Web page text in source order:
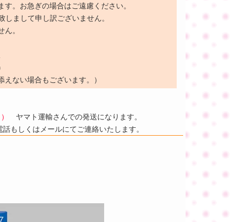
。お急ぎの場合はご遠慮ください。
まして申し訳ございません。
。
ない場合もございます。）
ヤマト運輸さんでの発送になります。
もしくはメールにてご連絡いたします。